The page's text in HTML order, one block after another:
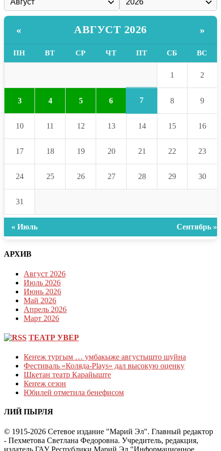
« АВГУСТ 2026 »
ПН ВТ СР ЧТ ПТ СБ ВС
1 2
3 4 5 6 7 8 9
10 11 12 13 14 15 16
17 18 19 20 21 22 23
24 25 26 27 28 29 30
31
« Июль Сентябрь »
АРХИВ
Август 2026
Июль 2026
Июнь 2026
Май 2026
Апрель 2026
Март 2026
ТЕАТР УВЕР
Кеҥеж тургым … умбакыже августышто шуйна
Фестиваль «Коляда-Plays» дал высокую оценку
Шкетан театр Карайыште
Кеҥеж сезон
Юбилей отметила бенефисом
ЛИЙ ПЫРЛЯ
© 1915-2026 Сетевое издание "Марий Эл". Главный редактор
- Пехметова Светлана Федоровна. Учредитель, редакция,
издатель ГАУ Республики Марий Эл "Информационное